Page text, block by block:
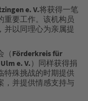
e. V.将获得一笔
重要工作。该机构员
并以同理心为亲属提
（ Förderkreis für
e. V. ）同样获得捐
特殊挑战的时期提供
，并提供情感支持与